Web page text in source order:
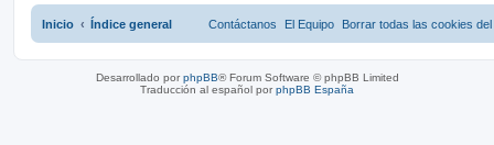
Inicio Índice general Borrar todas las cookies del
El Equipo
Contáctanos
Desarrollado porphpBB® Forum Software © phpBB Limited
Traducción al español porphpBB España